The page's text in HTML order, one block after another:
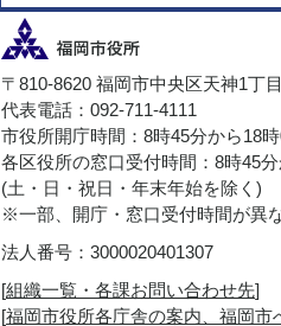
〒810-8620 福岡市中央区天神1丁
代表電話：092-711-4111
市役所開庁時間：8時45分から18
各区役所の窓口受付時間：8時45
(土・日・祝日・年末年始を除く)
※一部、開庁・窓口受付時間が異
法人番号：3000020401307
[組織一覧・各課お問い合わせ先]
[福岡市役所各庁舎の案内、福岡市